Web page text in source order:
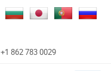
+1 862 783 0029